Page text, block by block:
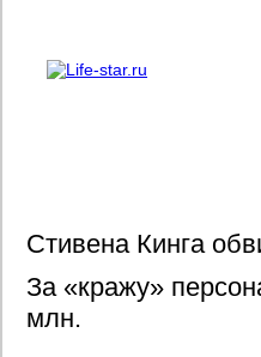
Стивена Кинга
За «кражу»
млн.